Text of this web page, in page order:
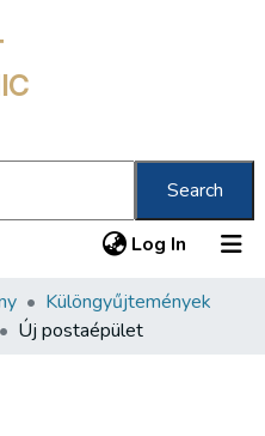
Search
Log In (current)
Különgyűjtemények
Új postaépület